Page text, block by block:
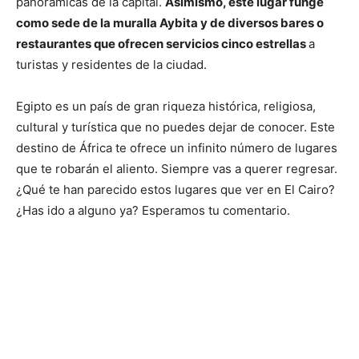
como sede de la muralla Aybita y de diversos bares o
restaurantes que ofrecen servicios cinco estrellasa
turistas y residentes de la ciudad.
Egipto es un país de gran riqueza histórica, religiosa,
cultural y turística que no puedes dejar de conocer. Este
destino de África te ofrece un infinito número de lugares
que te robarán el aliento. Siempre vas a querer regresar.
¿Qué te han parecido estos lugares que ver en El Cairo?
¿Has ido a alguno ya? Esperamos tu comentario.